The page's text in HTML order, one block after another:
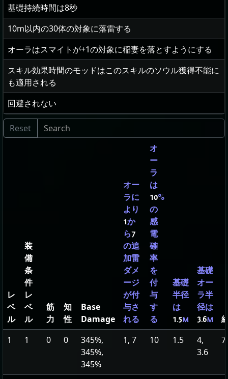
基礎持続時間は8秒
10m以内の30体の対象に落雷する
オーラはスマイトが+1の対象に稲妻を落とすようにする
スキル効果時間のモッドはこのスキルのソウル獲得不能に
も適用される
回避されない
レ
ベ
ル
装
備
条
件
レ
ベ
ル
筋
力
知
性
Base
Damage
オー
ラに
より
1か
ら7
の追
加雷
ダメ
ージ
が付
与さ
れる
オ
ー
ラ
は
10%
の
感
電
確
率
を
付
与
す
る
基礎
半径
は
1.5m
基礎
オー
ラ半
径は
3.6m
1
1 0 0
345%,
345%,
345%
1, 7 10 1.5
4,
3.6